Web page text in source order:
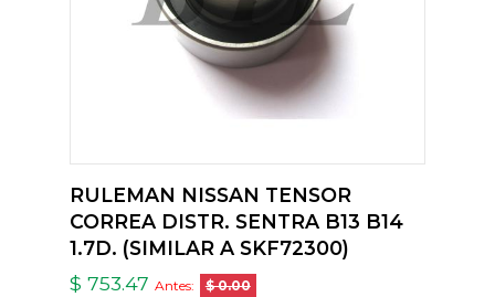
RULEMAN NISSAN TENSOR
CORREA DISTR. SENTRA B13 B14
1.7D. (SIMILAR A SKF72300)
$ 753.47 Antes: $ 0.00